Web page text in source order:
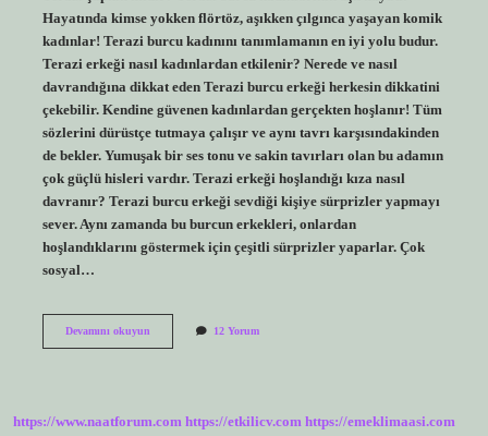
Hayatında kimse yokken flörtöz, aşıkken çılgınca yaşayan komik
kadınlar! Terazi burcu kadınını tanımlamanın en iyi yolu budur.
Terazi erkeği nasıl kadınlardan etkilenir? Nerede ve nasıl
davrandığına dikkat eden Terazi burcu erkeği herkesin dikkatini
çekebilir. Kendine güvenen kadınlardan gerçekten hoşlanır! Tüm
sözlerini dürüstçe tutmaya çalışır ve aynı tavrı karşısındakinden
de bekler. Yumuşak bir ses tonu ve sakin tavırları olan bu adamın
çok güçlü hisleri vardır. Terazi erkeği hoşlandığı kıza nasıl
davranır? Terazi burcu erkeği sevdiği kişiye sürprizler yapmayı
sever. Aynı zamanda bu burcun erkekleri, onlardan
hoşlandıklarını göstermek için çeşitli sürprizler yaparlar. Çok
sosyal…
Devamını okuyunTerazi
12 Yorum
https://www.naatforum.com https://etkilicv.com https://emeklimaasi.com